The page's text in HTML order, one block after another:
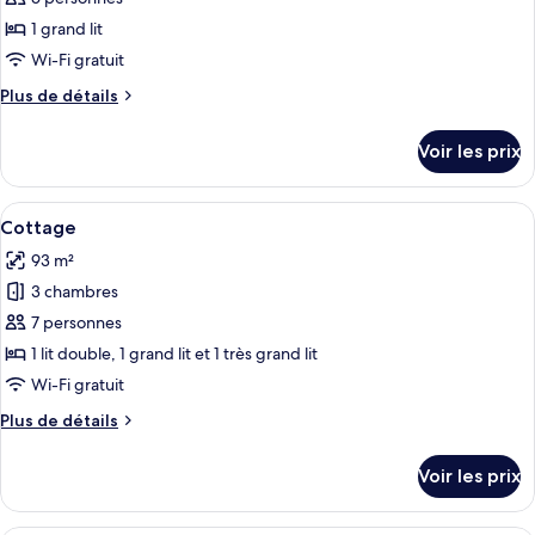
Miel,
vue
cour
intérieure
ce
type
chambre :
chambre
(Queen
Bed
+
Murhpy
Bed)
1 grand lit
Wi-Fi gratuit
Plus de détails
Plus
le
type
de
chambre
Suite,
chambre
(Queen
Bed
+
Murhpy
Bed)
Voir les prix
Afficher
toutes
les
photos
pour
ce
type
chambre :
Un salon comprenant un canapé,
1
Cottage
93 m²
3 chambres
7 personnes
1 lit double, 1 grand lit et 1 très grand lit
Wi-Fi gratuit
Plus de détails
Plus
le
type
Voir les prix